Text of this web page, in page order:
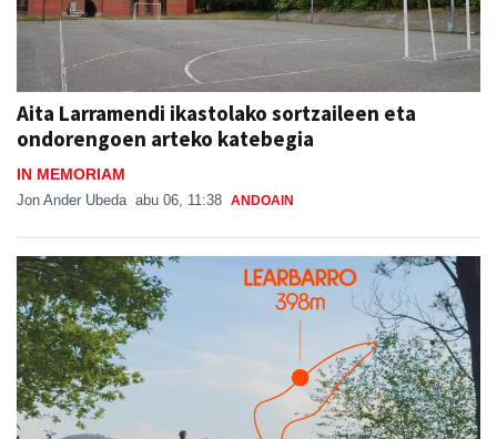
Aita Larramendi ikastolako sortzaileen eta
ondorengoen arteko katebegia
IN MEMORIAM
Jon Ander Ubeda abu 06, 11:38 ANDOAIN